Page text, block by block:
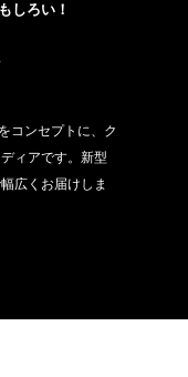
しろい！
コンセプトに、ク
ィアです。新型
広くお届けしま